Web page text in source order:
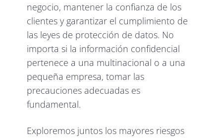
negocio, mantener la confianza de los
clientes y garantizar el cumplimiento de
las leyes de protección de datos. No
importa si la información confidencial
pertenece a una multinacional o a una
pequeña empresa, tomar las
precauciones adecuadas es
fundamental.
Exploremos juntos los mayores riesgos